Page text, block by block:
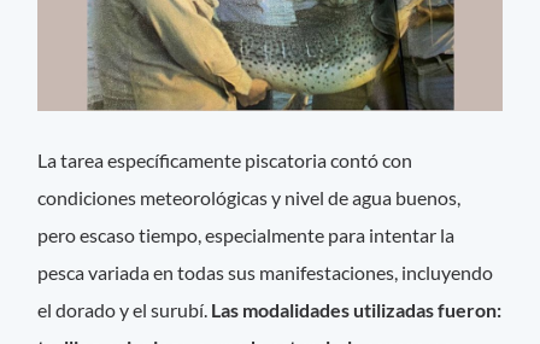
La tarea específicamente piscatoria contó con
condiciones meteorológicas y nivel de agua buenos,
pero escaso tiempo, especialmente para intentar la
pesca variada en todas sus manifestaciones, incluyendo
el dorado y el surubí. Las modalidades utilizadas fueron: